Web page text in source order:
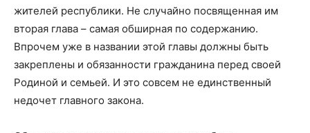
жителей республики. Не случайно посвященная им
вторая глава – самая обширная по содержанию.
Впрочем уже в названии этой главы должны быть
закреплены и обязанности гражданина перед своей
Родиной и семьей. И это совсем не единственный
недочет главного закона.